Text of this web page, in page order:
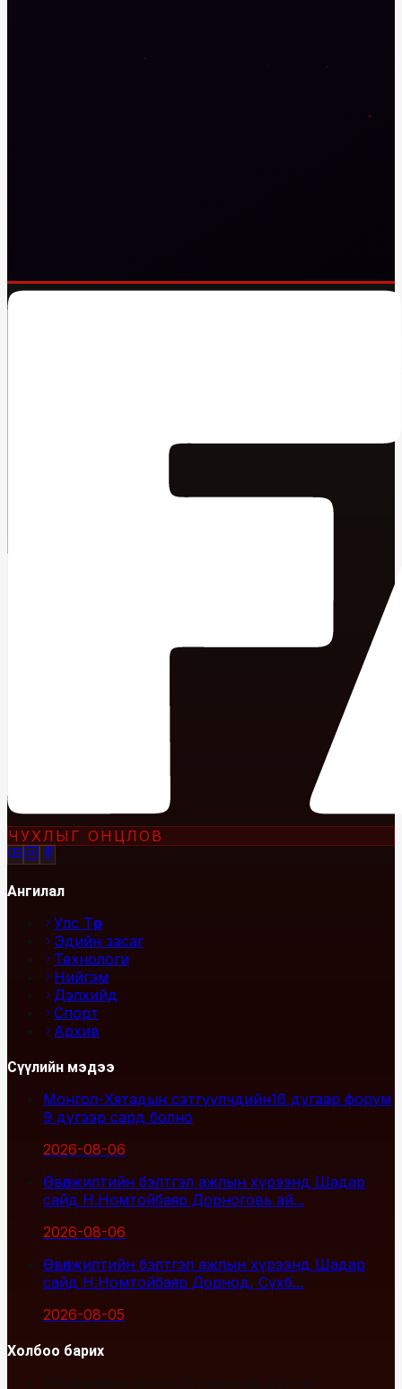
ЧУХЛЫГ ОНЦЛОВ
Ангилал
Улс Төр
Эдийн засаг
Технологи
Нийгэм
Дэлхийд
Спорт
Архив
Сүүлийн мэдээ
Монгол-Хятадын сэтгүүлчдийн16 дугаар форум
9 дүгээр сард болно
2026-08-06
Өвөлжилтийн бэлтгэл ажлын хүрээнд Шадар
сайд Н.Номтойбаяр Дорноговь ай...
2026-08-06
Өвөлжилтийн бэлтгэл ажлын хүрээнд Шадар
сайд Н.Номтойбаяр Дорнод, Сүхб...
2026-08-05
Холбоо барих